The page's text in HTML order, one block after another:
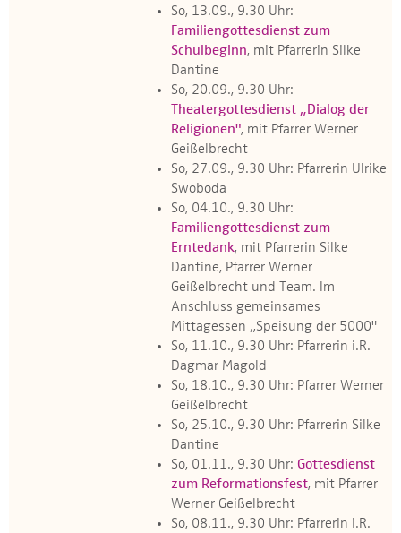
So, 13.09., 9.30 Uhr:
Familiengottesdienst zum
Schulbeginn, mit Pfarrerin Silke
Dantine
So, 20.09., 9.30 Uhr:
Theatergottesdienst „Dialog der
Religionen", mit Pfarrer Werner
Geißelbrecht
So, 27.09., 9.30 Uhr: Pfarrerin Ulrike
Swoboda
So, 04.10., 9.30 Uhr:
Familiengottesdienst zum
Erntedank, mit Pfarrerin Silke
Dantine, Pfarrer Werner
Geißelbrecht und Team. Im
Anschluss gemeinsames
Mittagessen „Speisung der 5000"
So, 11.10., 9.30 Uhr: Pfarrerin i.R.
Dagmar Magold
So, 18.10., 9.30 Uhr: Pfarrer Werner
Geißelbrecht
So, 25.10., 9.30 Uhr: Pfarrerin Silke
Dantine
So, 01.11., 9.30 Uhr: Gottesdienst
zum Reformationsfest, mit Pfarrer
Werner Geißelbrecht
So, 08.11., 9.30 Uhr: Pfarrerin i.R.